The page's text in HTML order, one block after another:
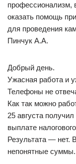
профессионализм,
оказать помощь
для проведения
Пинчук А.А.
Добрый день.
Ужасная работа и
Телефоны не
Как так можно
25 августа
выплате
Результата — нет.
непонятные суммы.